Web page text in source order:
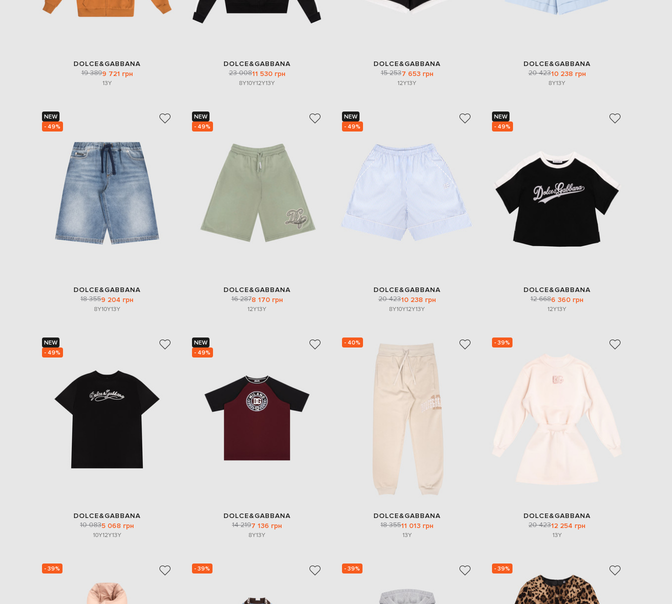
DOLCE&GABBANA
19 3899 721 грн
13Y
DOLCE&GABBANA
23 00811 530 грн
8Y10Y12Y13Y
DOLCE&GABBANA
15 2537 653 грн
12Y13Y
DOLCE&GABBANA
20 42310 238 грн
8Y13Y
NEW
- 49%
DOLCE&GABBANA
18 3559 204 грн
8Y10Y13Y
NEW
- 49%
DOLCE&GABBANA
16 2878 170 грн
12Y13Y
NEW
- 49%
DOLCE&GABBANA
20 42310 238 грн
8Y10Y12Y13Y
NEW
- 49%
DOLCE&GABBANA
12 6686 360 грн
12Y13Y
NEW
- 49%
DOLCE&GABBANA
10 0835 068 грн
10Y12Y13Y
NEW
- 49%
DOLCE&GABBANA
14 2197 136 грн
8Y13Y
- 40%
DOLCE&GABBANA
18 35511 013 грн
13Y
- 39%
DOLCE&GABBANA
20 42312 254 грн
13Y
- 39% - 39% - 39% - 39%